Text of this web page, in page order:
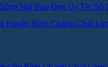
Nai Bao Đẹp Uy Tín Số